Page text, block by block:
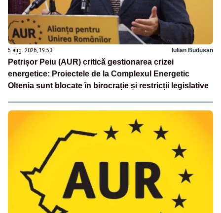
5 aug. 2026, 19:53 Iulian Budusan
Petrișor Peiu (AUR) critică gestionarea crizei
energetice: Proiectele de la Complexul Energetic
Oltenia sunt blocate în birocrație și restricții legislative